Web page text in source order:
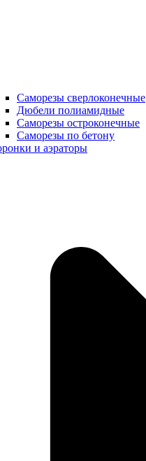
Саморезы сверлоконечные
Дюбели полиамидные
Саморезы остроконечные
Саморезы по бетону
и аэраторы